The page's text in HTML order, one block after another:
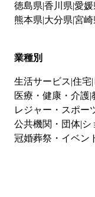
徳島県 香川県 愛媛
熊本県 大分県 宮崎
業種別
生活サービス 住宅
医療・健康・介護
レジャー・スポー
公共機関・団体 シ
冠婚葬祭・イベン